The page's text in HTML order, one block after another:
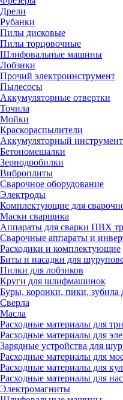
Дрели
Рубанки
Пилы дисковые
Пилы торцовочные
Шлифовальные машины
Лобзики
Прочий электроинструмент
Пылесосы
Аккумуляторные отвертки
Точила
Мойки
Краскораспылители
Аккумуляторный
Бетономешалки
Зернодробилки
Виброплиты
Сварочное оборудование
Электроды
Комплектующие для
Маски сварщика
Аппараты для сварки ПВХ
Сварочные аппараты и
Расходики и комплектующие
Биты и насадки для
Пилки для лобзиков
Круги для шлифмашинок
Буры, коронки, пики, зубила
Сверла
Масла
Расходные материалы для
Расходные материалы для
Зарядные устройства для
Расходные материалы для
Расходные материалы для
Расходные материалы для
Электромагниты